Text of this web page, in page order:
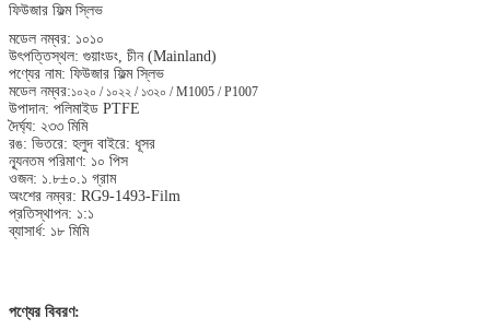
ফিউজার ফিল্ম স্লিভ
মডেল নম্বর: ১০১০
উৎপত্তিস্থল: গুয়াংডং, চীন (Mainland)
পণ্যের নাম: ফিউজার ফিল্ম স্লিভ
মডেল নম্বর:১০২০ / ১০২২ / ১৩২০ / M1005 / P1007
উপাদান: পলিমাইড PTFE
দৈর্ঘ্য: ২৩৩ মিমি
রঙ: ভিতরে: হলুদ বাইরে: ধূসর
ন্যূনতম পরিমাণ: ১০ পিস
ওজন: ১.৮±০.১ গ্রাম
অংশের নম্বর: RG9-1493-Film
প্রতিস্থাপন: ১:১
ব্যাসার্ধ: ১৮ মিমি
পণ্যের বিবরণ: